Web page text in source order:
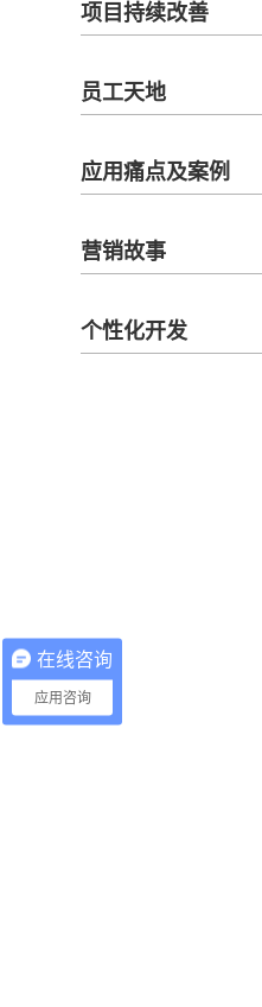
项目持续改善
员工天地
应用痛点及案例
营销故事
个性化开发
在线咨询
应用咨询